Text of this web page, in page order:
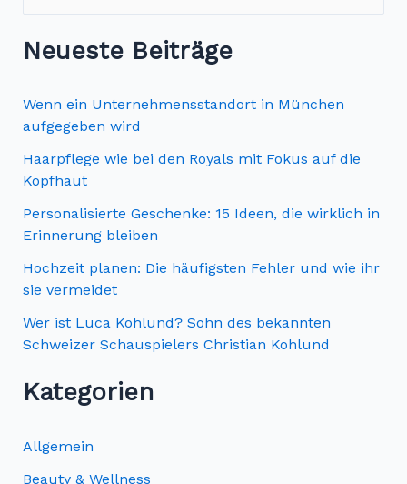
u
c
e
n
n
a
c
h
:
Neueste Beiträge
Wenn ein Unternehmensstandort in München
aufgegeben wird
Haarpflege wie bei den Royals mit Fokus auf die
Kopfhaut
Personalisierte Geschenke: 15 Ideen, die wirklich in
Erinnerung bleiben
Hochzeit planen: Die häufigsten Fehler und wie ihr
sie vermeidet
Wer ist Luca Kohlund? Sohn des bekannten
Schweizer Schauspielers Christian Kohlund
Kategorien
Allgemein
Beauty & Wellness